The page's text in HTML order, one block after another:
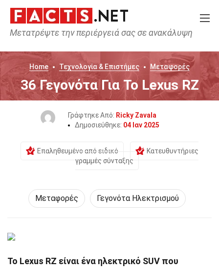
Μετατρέψτε την περιέργειά σας σε ανακάλυψη
Home Τεχνολογία & Επιστήμες Μεταφορές
36 Γεγονότα Για Το Lexus RZ
Γράφτηκε Από: Ricky Zavala
Δημοσιεύθηκε: 04 Ιαν 2025
Επαληθευμένο από ειδικό
Κατευθυντήριες
γραμμές σύνταξης
Μεταφορές Γεγονότα Ηλεκτρισμού
Το Lexus RZ είναι ένα ηλεκτρικό SUV που